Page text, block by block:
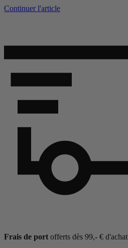
Continuer l'article
Frais de port offerts dès 99,- € d'achat